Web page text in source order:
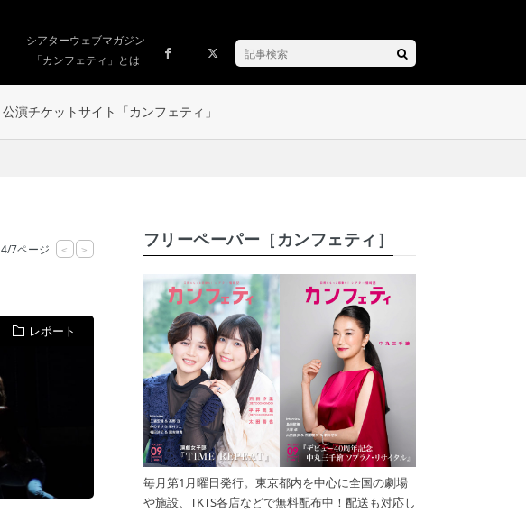
シアターウェブマガジン
「カンフェティ」とは
公演チケットサイト「カンフェティ」
4/7ページ < >
レポート
フリーペーパー［カンフェティ］
毎月第1月曜日発行。東京都内を中心に全国の劇場
や施設、TKTS各店などで無料配布中！配送も対応し